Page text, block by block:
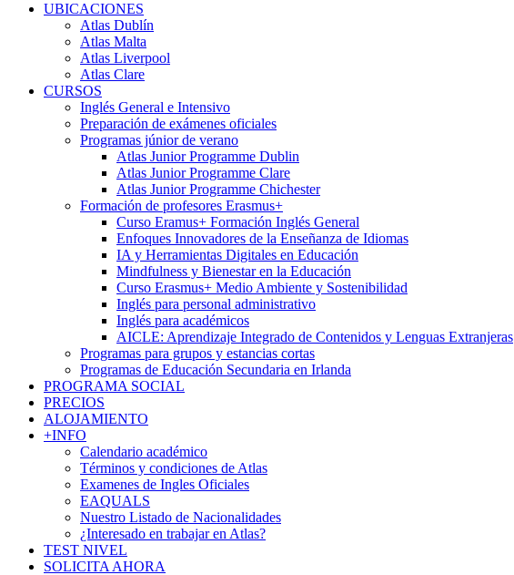
UBICACIONES
Atlas Dublín
Atlas Malta
Atlas Liverpool
Atlas Clare
CURSOS
Inglés General e Intensivo
Preparación de exámenes oficiales
Programas júnior de verano
Atlas Junior Programme Dublin
Atlas Junior Programme Clare
Atlas Junior Programme Chichester
Formación de profesores Erasmus+
Curso Eramus+ Formación Inglés General
Enfoques Innovadores de la Enseñanza de Idiomas
IA y Herramientas Digitales en Educación
Mindfulness y Bienestar en la Educación
Curso Erasmus+ Medio Ambiente y Sostenibilidad
Inglés para personal administrativo
Inglés para académicos
AICLE: Aprendizaje Integrado de Contenidos y Lenguas Extranjeras
Programas para grupos y estancias cortas
Programas de Educación Secundaria en Irlanda
PROGRAMA SOCIAL
PRECIOS
ALOJAMIENTO
+INFO
Calendario académico
Términos y condiciones de Atlas
Examenes de Ingles Oficiales
EAQUALS
Nuestro Listado de Nacionalidades
¿Interesado en trabajar en Atlas?
TEST NIVEL
SOLICITA AHORA